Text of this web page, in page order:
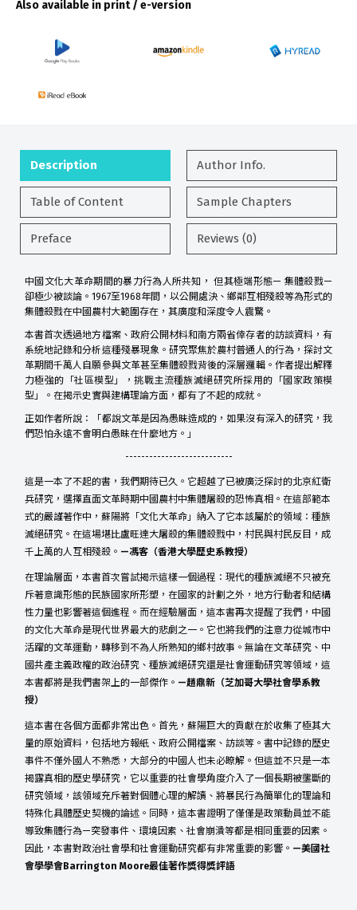
Also available in print / e-version
Description Author Info.
Table of Content Sample Chapters
Preface Reviews (0)
中國文化大革命期間的暴力行為人所共知， 但其極端形態— 集體殺戮—
卻極少被談論。1967至1968年間，以公開處決、鄉鄰互相殘殺等為形式的
集體殺戮在中國農村大範圍存在，其廣度和深度令人震驚。
本書首次透過地方檔案、政府公開材料和南方兩省倖存者的訪談資料，有
系統地記錄和分析這種殘暴現象。研究聚焦於農村普通人的行為，探討文
革期間千萬人自願參與文革甚至集體殺戮背後的深層邏輯。作者提出解釋
力極強的「社區模型」，挑戰主流種族滅絕研究所採用的「國家政策模
型」。在揭示史實與建構理論方面，都有了不起的成就。
正如作者所說：「都說文革是因為愚昧造成的，如果沒有深入的研究，我
們恐怕永遠不會明白愚昧在什麼地方。」
---------------------------
這是一本了不起的書，我們期待已久。它超越了已被廣泛探討的北京紅衛
兵研究，選擇直面文革時期中國農村中集體屠殺的恐怖真相。在這部範本
式的嚴謹著作中，蘇陽將「文化大革命」納入了它本該屬於的領域：種族
滅絕研究。在這場堪比盧旺達大屠殺的集體殺戮中，村民與村民反目，成
千上萬的人互相殘殺。 —馮客（香港大學歷史系教授）
在理論層面，本書首次嘗試揭示這樣一個過程：現代的種族滅絕不只被充
斥著意識形態的民族國家所形塑，在國家的計劃之外，地方行動者和結構
性力量也影響著這個進程。而在經驗層面，這本書再次提醒了我們，中國
的文化大革命是現代世界最大的悲劇之一。它也將我們的注意力從城市中
活躍的文革運動，轉移到不為人所熟知的鄉村故事。無論在文革研究、中
國共產主義政權的政治研究、種族滅絕研究還是社會運動研究等領域，這
本書都將是我們書架上的一部傑作。 —趙鼎新（芝加哥大學社會學系教
授）
這本書在各個方面都非常出色。首先，蘇陽巨大的貢獻在於收集了極其大
量的原始資料，包括地方報紙、政府公開檔案、訪談等。書中記錄的歷史
事件不僅外國人不熟悉，大部分的中國人也未必瞭解。但這並不只是一本
揭露真相的歷史學研究，它以重要的社會學角度介入了一個長期被壟斷的
研究領域，該領域充斥著對個體心理的解讀、將暴民行為簡單化的理論和
特殊化具體歷史契機的論述。同時，這本書證明了僅僅是政策動員並不能
導致集體行為—突發事件、環境因素、社會崩潰等都是相同重要的因素。
因此，本書對政治社會學和社會運動研究都有非常重要的影響。 —美國社
會學學會Barrington Moore最佳著作獎得獎評語